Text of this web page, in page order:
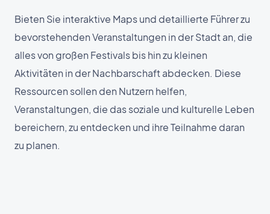
Bieten Sie interaktive Maps und detaillierte Führer zu
bevorstehenden Veranstaltungen in der Stadt an, die
alles von großen Festivals bis hin zu kleinen
Aktivitäten in der Nachbarschaft abdecken. Diese
Ressourcen sollen den Nutzern helfen,
Veranstaltungen, die das soziale und kulturelle Leben
bereichern, zu entdecken und ihre Teilnahme daran
zu planen.